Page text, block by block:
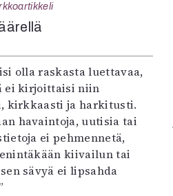
olla raskasta luettavaa,
ei kirjoittaisi niin
kirkkaasti ja harkitusti.
havaintoja, uutisia tai
ei pehmennetä,
kiivailun tai
sävyä ei lipsahda